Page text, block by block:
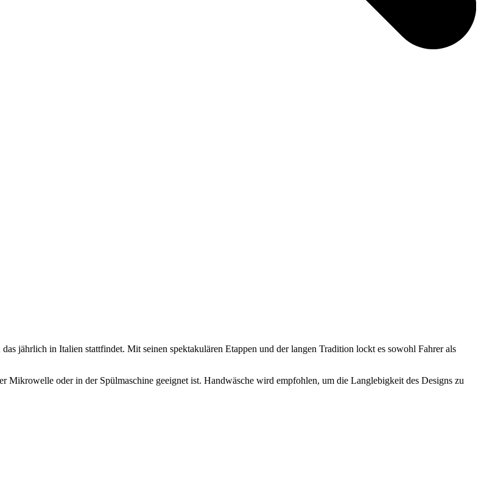
jährlich in Italien stattfindet. Mit seinen spektakulären Etappen und der langen Tradition lockt es sowohl Fahrer als
Mikrowelle oder in der Spülmaschine geeignet ist. Handwäsche wird empfohlen, um die Langlebigkeit des Designs zu